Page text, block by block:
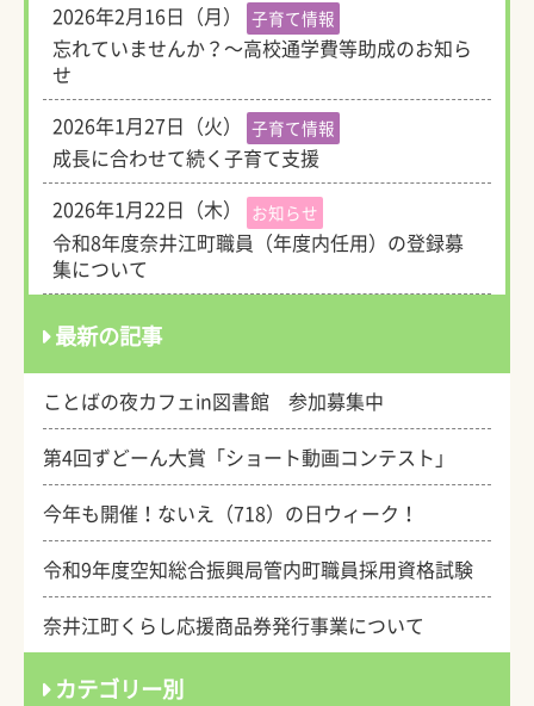
2026年2月16日（月）
子育て情報
忘れていませんか？～高校通学費等助成のお知ら
せ
2026年1月27日（火）
子育て情報
成長に合わせて続く子育て支援
2026年1月22日（木）
お知らせ
令和8年度奈井江町職員（年度内任用）の登録募
集について
最新の記事
ことばの夜カフェin図書館 参加募集中
第4回ずどーん大賞「ショート動画コンテスト」
今年も開催！ないえ（718）の日ウィーク！
令和9年度空知総合振興局管内町職員採用資格試験
奈井江町くらし応援商品券発行事業について
カテゴリー別